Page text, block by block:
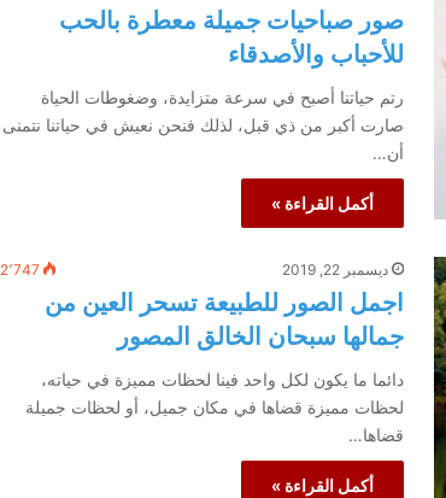
صور صباحيات جميلة معطرة بالحب
للأحباب والأصدقاء
رتم حياتنا أصبح في سرعة متزايدة، وضغوطات الحياة
صارت أكبر من ذي قبل، لذلك فنحن نعيش في حياتنا نتمنى
أن…
أكمل القراءة »
ديسمبر 22, 2019 2٬747
اجمل الصور للطبيعة تسحر العين من
جمالها سبحان الخالق المصور
دائما ما يكون لكل واحد فينا لحظات مميزة في حياته،
لحظات مميزة قضاها في مكان جميل، أو لحظات جميلة
قضاها…
أكمل القراءة »